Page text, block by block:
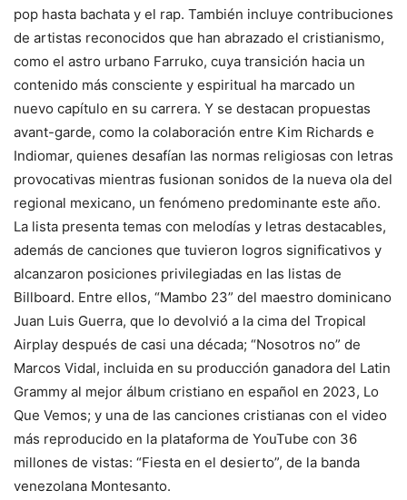
pop hasta bachata y el rap. También incluye contribuciones
de artistas reconocidos que han abrazado el cristianismo,
como el astro urbano Farruko, cuya transición hacia un
contenido más consciente y espiritual ha marcado un
nuevo capítulo en su carrera. Y se destacan propuestas
avant-garde, como la colaboración entre Kim Richards e
Indiomar, quienes desafían las normas religiosas con letras
provocativas mientras fusionan sonidos de la nueva ola del
regional mexicano, un fenómeno predominante este año.
La lista presenta temas con melodías y letras destacables,
además de canciones que tuvieron logros significativos y
alcanzaron posiciones privilegiadas en las listas de
Billboard. Entre ellos, “Mambo 23” del maestro dominicano
Juan Luis Guerra, que lo devolvió a la cima del Tropical
Airplay después de casi una década; “Nosotros no” de
Marcos Vidal, incluida en su producción ganadora del Latin
Grammy al mejor álbum cristiano en español en 2023, Lo
Que Vemos; y una de las canciones cristianas con el video
más reproducido en la plataforma de YouTube con 36
millones de vistas: “Fiesta en el desierto”, de la banda
venezolana Montesanto.